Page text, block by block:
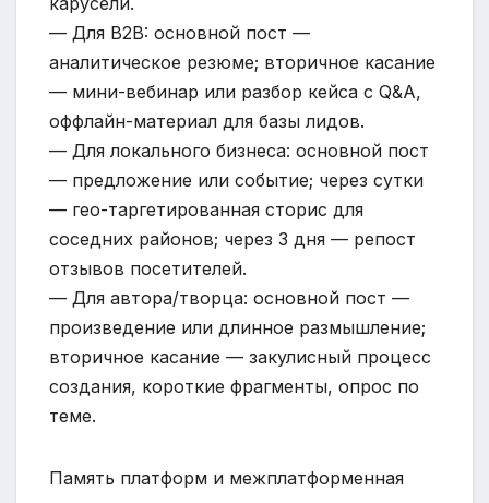
— Для B2B: основной пост —
аналитическое резюме; вторичное касание
— мини-вебинар или разбор кейса с Q&A,
оффлайн-материал для базы лидов.
— Для локального бизнеса: основной пост
— предложение или событие; через сутки
— гео-таргетированная сторис для
соседних районов; через 3 дня — репост
отзывов посетителей.
— Для автора/творца: основной пост —
произведение или длинное размышление;
вторичное касание — закулисный процесс
создания, короткие фрагменты, опрос по
теме.
Память платформ и межплатформенная